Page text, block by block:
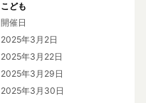
こども
開催日
2025年3月2日
2025年3月22日
2025年3月29日
2025年3月30日